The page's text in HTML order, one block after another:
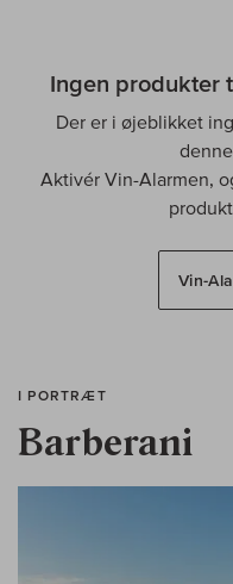
Ingen
Der er i øjeblikket
Aktivér Vin-Alarmen,
Vin-
I PORTRÆT
Barberani